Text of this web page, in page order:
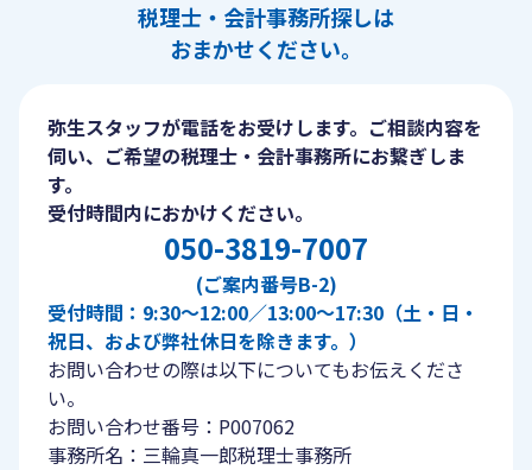
税理士・会計事務所探しは
おまかせください。
弥生スタッフが電話をお受けします。ご相談内容を
伺い、ご希望の税理士・会計事務所にお繋ぎしま
す。
受付時間内におかけください。
050-3819-7007
(ご案内番号B-2)
受付時間：9:30〜12:00／13:00〜17:30（土・日・
祝日、および弊社休日を除きます。）
お問い合わせの際は以下についてもお伝えくださ
い。
お問い合わせ番号：P007062
事務所名：三輪真一郎税理士事務所